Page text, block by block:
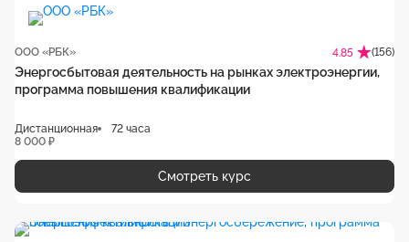
ООО «РБК» 4.85 (156)
Энергосбытовая деятельность на рынках электроэнергии,
программа повышения квалификации
Дистанционная
72 часа
8 000 ₽
Смотреть курс